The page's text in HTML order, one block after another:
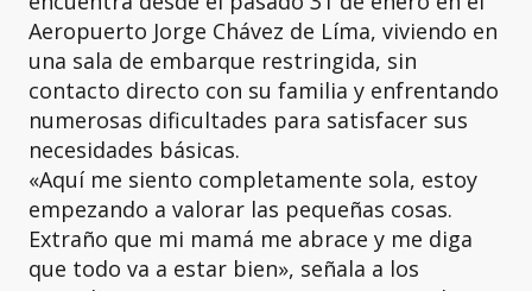
Aeropuerto Jorge Chávez de Líma, viviendo en
una sala de embarque restringida, sin
contacto directo con su familia y enfrentando
numerosas dificultades para satisfacer sus
necesidades básicas.
«Aquí me siento completamente sola, estoy
empezando a valorar las pequeñas cosas.
Extraño que mi mamá me abrace y me diga
que todo va a estar bien», señala a los